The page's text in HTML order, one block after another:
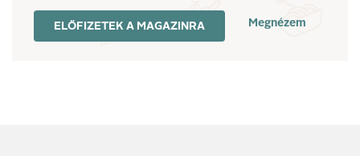
ELŐFIZETEK A MAGAZINRA Megnézem